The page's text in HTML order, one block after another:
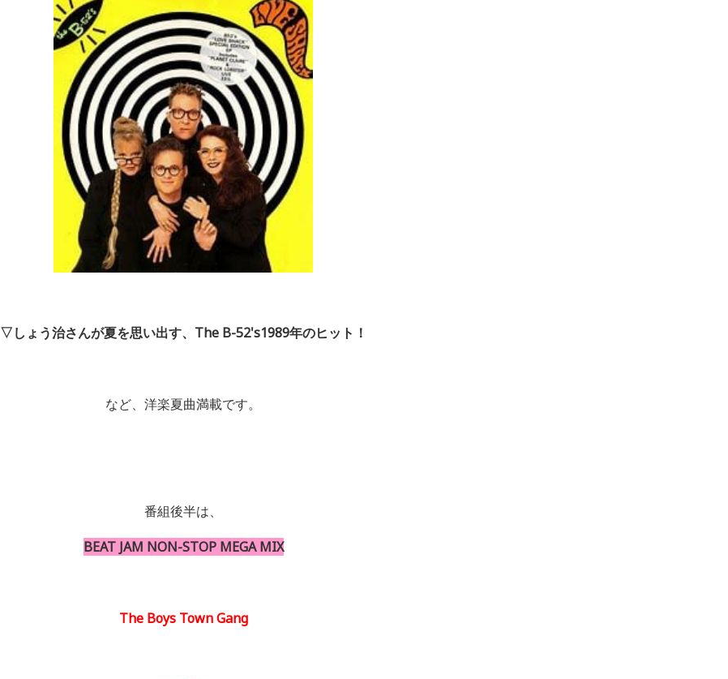
▽しょう治さんが夏を思い出す、The B-52's1989年のヒット！
など、洋楽夏曲満載です。
番組後半は、
BEAT JAM NON-STOP MEGA MIX
The Boys Town Gang